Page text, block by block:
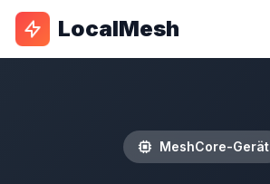
LocalMesh
MeshCore-Gerät